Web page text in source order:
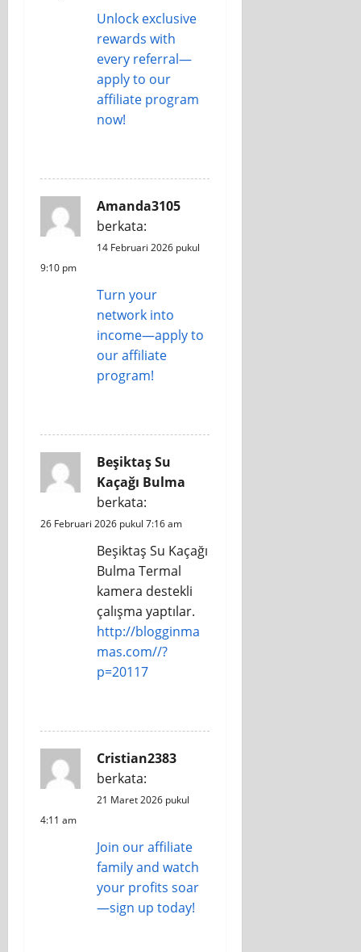
Unlock exclusive
rewards with
every referral—
apply to our
affiliate program
now!
Amanda3105
berkata:
14 Februari 2026 pukul
9:10 pm
Turn your
network into
income—apply to
our affiliate
program!
Beşiktaş Su
Kaçağı Bulma
berkata:
26 Februari 2026 pukul 7:16 am
Beşiktaş Su Kaçağı
Bulma Termal
kamera destekli
çalışma yaptılar.
http://blogginma
mas.com//?
p=20117
Cristian2383
berkata:
21 Maret 2026 pukul
4:11 am
Join our affiliate
family and watch
your profits soar
—sign up today!